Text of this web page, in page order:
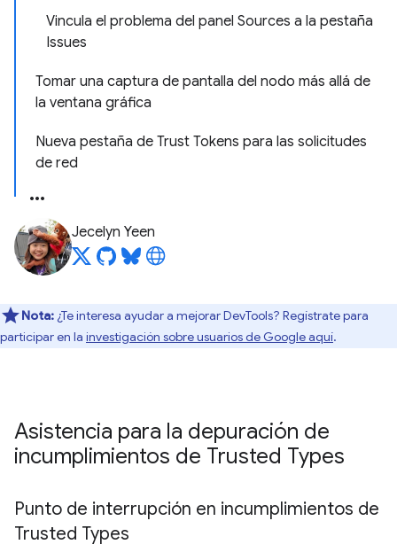
Vincula el problema del panel Sources a la pestaña
Issues
Tomar una captura de pantalla del nodo más allá de
la ventana gráfica
Nueva pestaña de Trust Tokens para las solicitudes
de red
Jecelyn Yeen
Nota: ¿Te interesa ayudar a mejorar DevTools? Regístrate para
participar en la investigación sobre usuarios de Google aquí.
Asistencia para la depuración de
incumplimientos de Trusted Types
Punto de interrupción en incumplimientos de
Trusted Types